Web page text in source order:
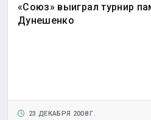
«Союз» выиграл турнир
Дунешенко
23 ДЕКАБРЯ 2008 Г.